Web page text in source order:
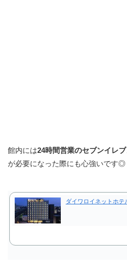
館内には24時間営業のセブンイレ
が必要になった際にも心強いです◎
ダイワロイネットホテ